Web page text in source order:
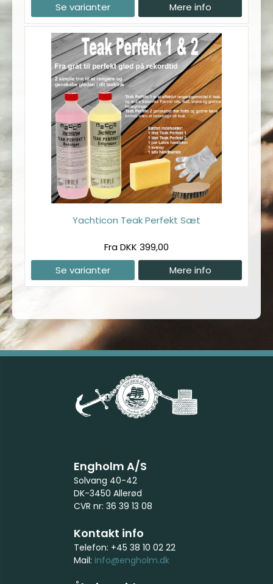
Se varianter
Mere info
Yachticon Teak Perfekt Sæt
Fra DKK 399,00
Se varianter
Mere info
Engholm A/S
Solvang 40-42
DK-3450 Allerød
CVR nr: 36 39 13 08
Kontakt info
Telefon: +45 38 10 02 22
Mail: info@engholm.dk